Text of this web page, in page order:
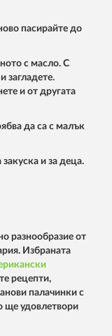
пасирайте до
с масло. С
загладете.
и от другата
да са с малък
и за деца.
разнообразие от
Избраната
рецепти,
палачинки с
ще удовлетвори